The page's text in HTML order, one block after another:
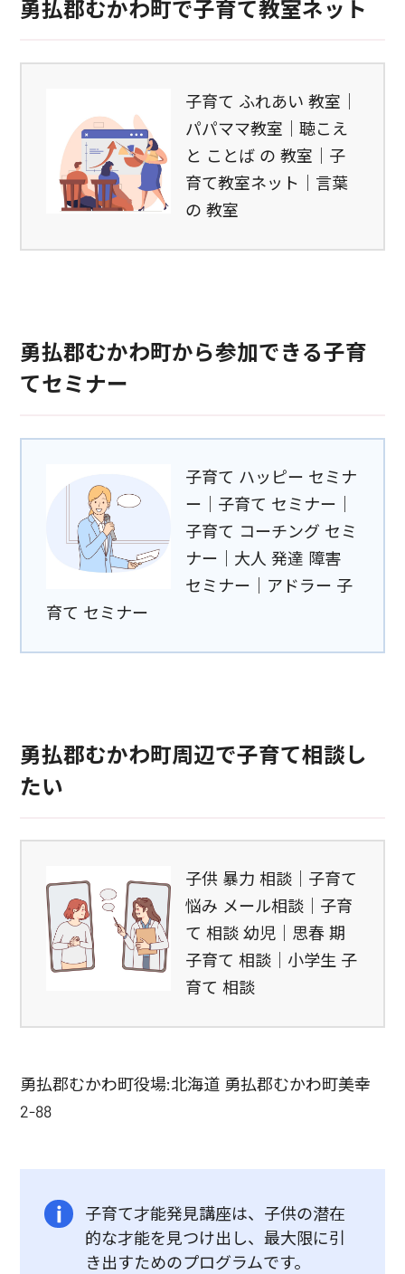
勇払郡むかわ町で子育て教室ネット
子育て ふれあい 教室｜
パパママ教室｜聴こえ
と ことば の 教室｜子
育て教室ネット｜言葉
の 教室
勇払郡むかわ町から参加できる子育
てセミナー
子育て ハッピー セミナ
ー｜子育て セミナー｜
子育て コーチング セミ
ナー｜大人 発達 障害
セミナー｜アドラー 子
育て セミナー
勇払郡むかわ町周辺で子育て相談し
たい
子供 暴力 相談｜子育て
悩み メール相談｜子育
て 相談 幼児｜思春 期
子育て 相談｜小学生 子
育て 相談
勇払郡むかわ町役場:北海道 勇払郡むかわ町美幸
2-88
子育て才能発見講座は、子供の潜在
的な才能を見つけ出し、最大限に引
き出すためのプログラムです。